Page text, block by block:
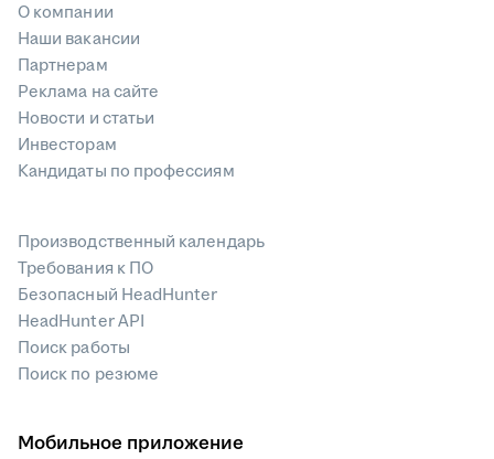
О компании
Наши вакансии
Партнерам
Реклама на сайте
Новости и статьи
Инвесторам
Кандидаты по профессиям
Производственный календарь
Требования к ПО
Безопасный HeadHunter
HeadHunter API
Поиск работы
Поиск по резюме
Мобильное приложение